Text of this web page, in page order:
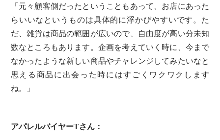
「元々顧客側だったということもあって、お店にあった
らいいなというものは具体的に浮かびやすいです。た
だ、雑貨は商品の範囲が広いので、自由度が高い分未知
数なところもあります。企画を考えていく時に、今まで
なかったような新しい商品やチャレンジしてみたいなと
思える商品に出会った時にはすごくワクワクします
ね。」
アパレルバイヤーTさん：